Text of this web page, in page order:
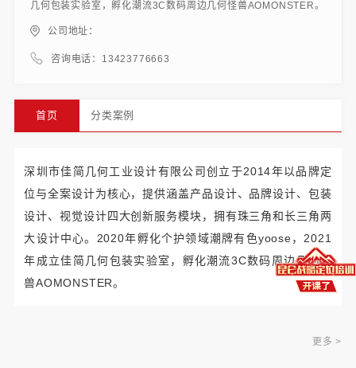
几何包装实验室，孵化潮流3C数码周边几何怪兽AOMONSTER。
公司地址：
咨询电话：13423776663
首页 分类案例
深圳市佳简几何工业设计有限公司创立于2014年以品牌定
位与全案设计为核心，提供涵盖产品设计、品牌设计、包装
设计、视觉设计四大创新服务模块，拥有珠三角和长三角两
大设计中心。2020年孵化个护领域潮牌有色yoose，2021
年成立佳简几何包装实验室，孵化潮流3C数码周边几何怪
兽AOMONSTER。
更多 >